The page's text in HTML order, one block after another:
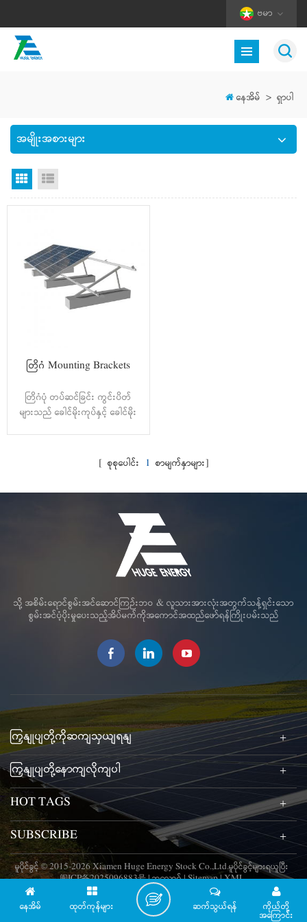
ဗမာ
နေအိမ် > ရှာပါ
အမျိုးအစားများ
Grid မြင်ကွင်း
တြိဂံ Mounting Brackets
တြိဂံပုံ တပ်ဆင်ခြင်း ကွင်းပိတ်
များသည် ခေါင်မိုးကုပ်နှင့် ခေါင်မိုး
ရွေးချယ်စရာများ ပါသောကြောင့် မ
တူညီသော အမိုးပြားများ သို့မဟုတ်
အမြင့်ကို ပုံသေစောင်း သို့မဟုတ် ချိန်
ညှိနိုင်သော စောင်းအဖြစ် အသုံးပြုနိုင်
ပြီး၊ ပရောဂျက်အလိုက် ချိန်ညှိမှုများ
နှင့် နေရောင်ခြည်စွမ်းအင်ထွက်ရှိမှုကို
ပိုကောင်းအောင် လုပ်ဆောင်နိုင်စေ
ပါသည်။ ဆန်းသစ်တီထွင်ထားသော
မြင့်မားသောတပ်ဆင်မှုပုံစံသည် ဆိုက်
အတွင်းဖြတ်တောက်ခြင်းနှင့်
ဂဟေဆော်ခြင်းများကို ဖယ်ရှားပေး
ပြီး လွယ်ကူမြန်ဆန်သော PV
module တပ်ဆင်ခြင်းကို လုပ်ဆောင်
[ စုစုပေါင်း 1 စာမျက်နှာများ]
သို့ အစိမ်းရောင်စွမ်းအင်ဆောင်ကြဉ်းဘဝ & လူသားအားလုံးအတွက်သန့်ရှင်းသော
စွမ်းအင်ပံ့ပိုးမှုပေးသည့်အိပ်မက်ကိုအကောင်အထည်ဖော်ရန်ကြိုးပမ်းသည်
ကြှနျုပျတို့ကိုဆကျသှယျရနျ
ကြှနျုပျတို့နောကျလိုကျပါ
HOT TAGS
SUBSCRIBE
မူပိုင်ခွင့် © 2015-2026 Xiamen Huge Energy Stock Co.,Ltd.မူပိုင်ခွင့်များရယူပြီး
闽ICP备2025096883号|ဘလော့ဂ်|Sitemap|XML
နေအိမ် ထုတ်ကုန်များ ကိုယ်တို့
အကြောင်း
ဆက်သွယ်ရန်